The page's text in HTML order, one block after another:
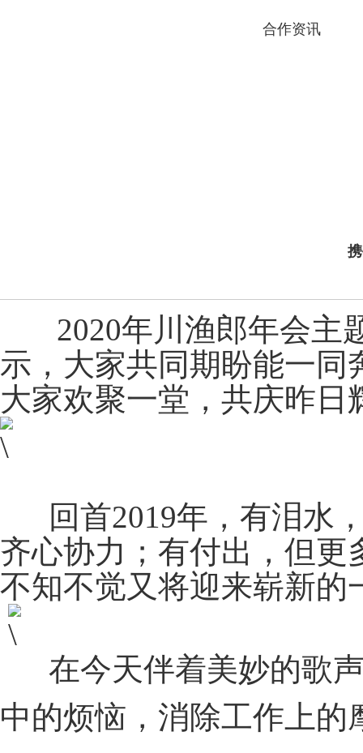
合作资讯
2020年川渔郎年会主
示，大家共同期盼能一同
大家欢聚一堂，共庆昨日
回首2019年，有泪水
齐心协力；有付出，但更
不知不觉又将迎来崭新的
在今天伴着美妙的歌声
中的烦恼，消除工作上的